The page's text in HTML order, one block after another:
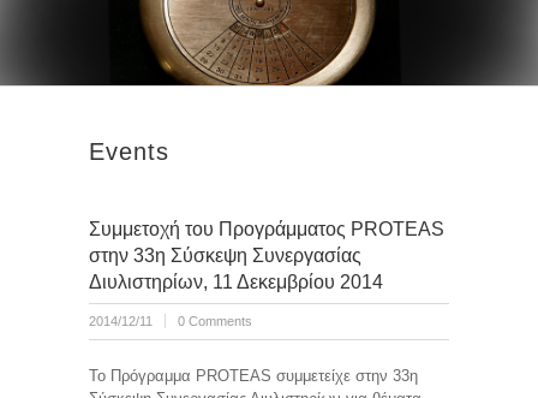
Events
Συμμετοχή του Προγράμματος PROTEAS
στην 33η Σύσκεψη Συνεργασίας
Διυλιστηρίων, 11 Δεκεμβρίου 2014
2014/12/11 0 Comments
Το Πρόγραμμα PROTEAS συμμετείχε στην 33η